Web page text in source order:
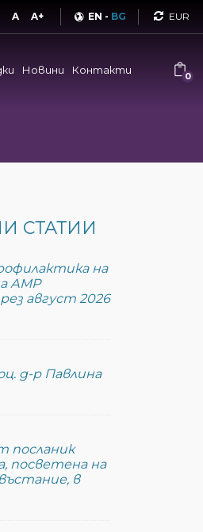
A A+ EN - BG
Новини Контакти 0
СТАТИИ
на
АМР
август 2026
д-р Павлина
посланик
посветена на
в